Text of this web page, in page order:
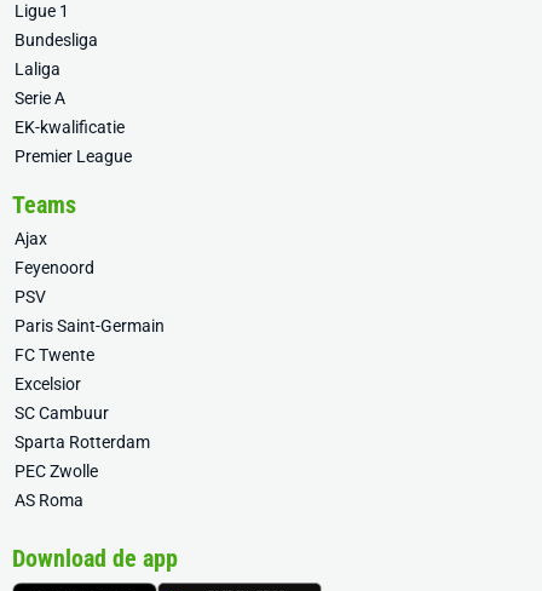
Ligue 1
Bundesliga
Laliga
Serie A
EK-kwalificatie
Premier League
Teams
Ajax
Feyenoord
PSV
Paris Saint-Germain
FC Twente
Excelsior
SC Cambuur
Sparta Rotterdam
PEC Zwolle
AS Roma
Download de app